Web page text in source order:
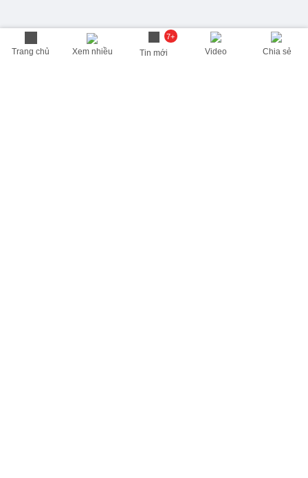
Trang chủ Xem nhiều
7+
Tin mới Video Chia sẻ